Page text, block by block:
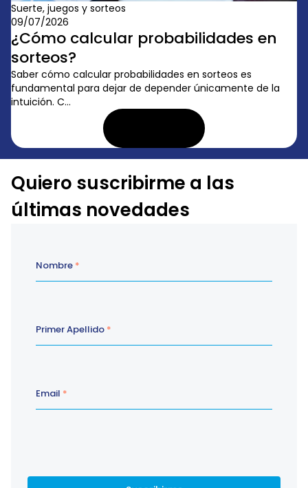
Suerte, juegos y sorteos
09/07/2026
¿Cómo calcular probabilidades en
sorteos?
Saber cómo calcular probabilidades en sorteos es
fundamental para dejar de depender únicamente de la
intuición. C...
Quiero suscribirme a las
últimas novedades